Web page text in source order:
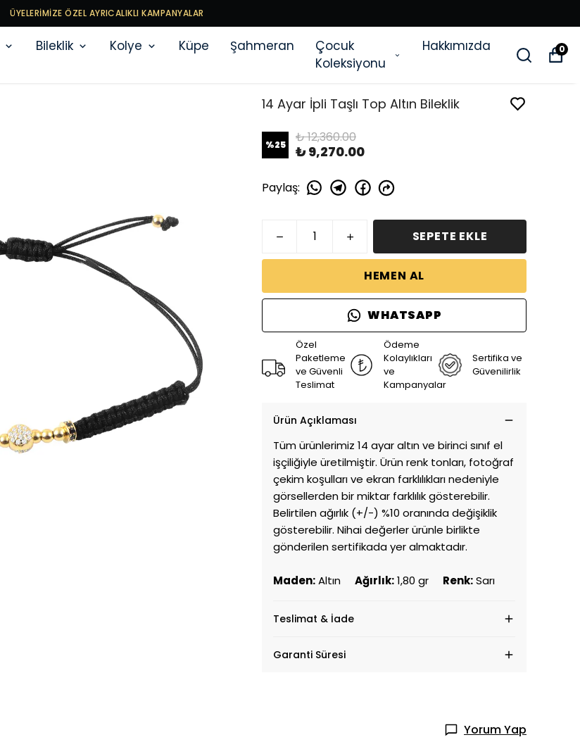
ÜYELERİMİZE ÖZEL AYRICALIKLI KAMPANYALAR
Bileklik Kolye Küpe Şahmeran
Çocuk
Koleksiyonu
Hakkımızda 0
14 Ayar İpli Taşlı Top Altın Bileklik
%25 ₺ 12,360.00
₺ 9,270.00
Paylaş:
SEPETE EKLE
HEMEN AL
WHATSAPP
Özel
Paketleme
ve Güvenli
Teslimat
Ödeme
Kolaylıkları
ve
Kampanyalar
Sertifika ve
Güvenilirlik
Ürün Açıklaması
Tüm ürünlerimiz 14 ayar altın ve birinci sınıf el
işçiliğiyle üretilmiştir. Ürün renk tonları, fotoğraf
çekim koşulları ve ekran farklılıkları nedeniyle
görsellerden bir miktar farklılık gösterebilir.
Belirtilen ağırlık (+/-) %10 oranında değişiklik
gösterebilir. Nihai değerler ürünle birlikte
gönderilen sertifikada yer almaktadır.
Maden:Altın Ağırlık:1,80 gr Renk:Sarı
Teslimat & İade
Garanti Süresi
Yorum Yap